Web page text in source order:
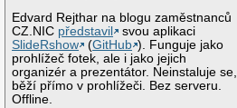
Edvard Rejthar na blogu zaměstnanců
CZ.NIC představil
svou aplikaci
SlideRshow
(GitHub ). Funguje jako
prohlížeč fotek, ale i jako jejich
organizér a prezentátor. Neinstaluje se,
běží přímo v prohlížeči. Bez serveru.
Offline.